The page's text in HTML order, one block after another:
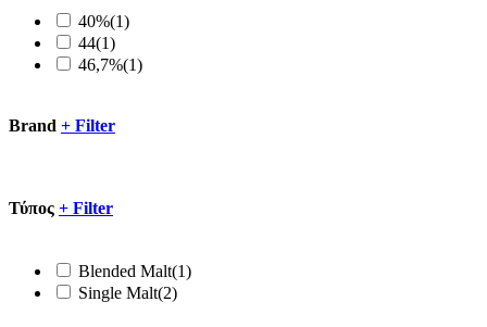
40%(1)
44(1)
46,7%(1)
Brand + Filter
Τύπος + Filter
Blended Malt(1)
Single Malt(2)